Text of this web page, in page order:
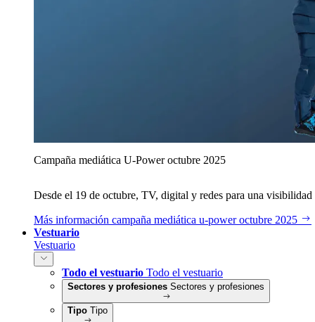
Campaña mediática U‑Power octubre 2025
Desde el 19 de octubre, TV, digital y redes para una
Más información campaña mediática u‑power octubre 2025
Vestuario
Vestuario
Todo el vestuario Todo el vestuario
Sectores y profesiones Sectores y profesiones
Tipo Tipo